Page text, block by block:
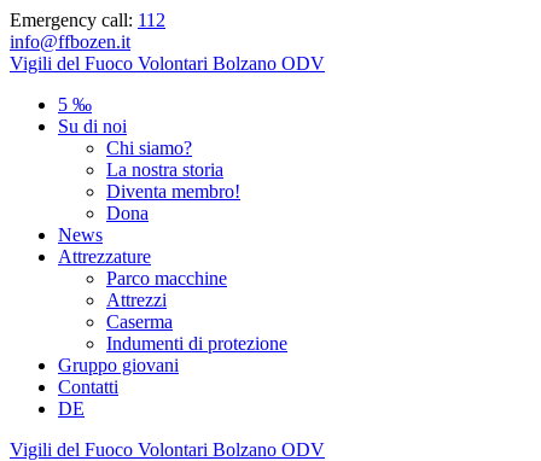
Skip
to
content
Emergency call: 112
info@ffbozen.it
Vigili del Fuoco Volontari Bolzano ODV
5 ‰
Su di noi
Chi siamo?
La nostra storia
Diventa membro!
Dona
News
Attrezzature
Parco macchine
Attrezzi
Caserma
Indumenti di protezione
Gruppo giovani
Contatti
DE
Vigili del Fuoco Volontari Bolzano ODV